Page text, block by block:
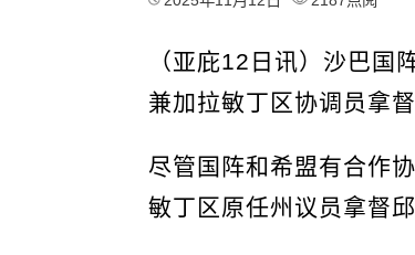
（亚庇12日讯）沙巴国
兼加拉敏丁区协调员拿
尽管国阵和希盟有合作
敏丁区原任州议员拿督邱